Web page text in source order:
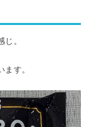
。
す。